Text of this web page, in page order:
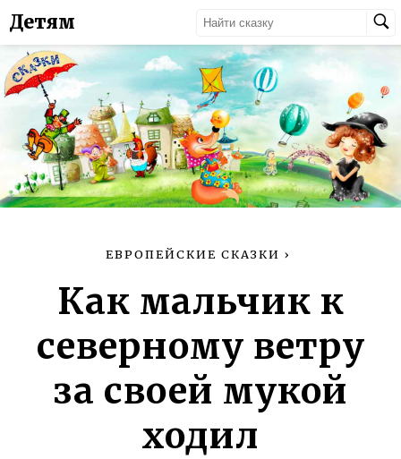
Детям
ЕВРОПЕЙСКИЕ СКАЗКИ ›
Как мальчик к
северному ветру
за своей мукой
ходил